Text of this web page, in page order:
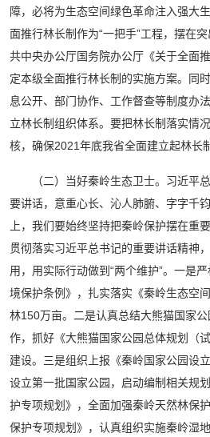
障，必将为生态空间绿色革命注入强大
面推行林长制作为“一把手”工程，摆在
共中央办公厅国务院办公厅《关于全面
定本级全面推行林长制的实施方案。同
息公开、部门协作、工作督查等制度办
立林长制组织体系。要把林长制落实情
核，确保2021年底我省全面建立起林长制
（二）当好秦岭生态卫士。习近平总
要讲话，意重心长、沁人肺腑、字字千
上，我们要始终坚持把秦岭保护摆在重
贯彻落实习近平总书记的重要讲话精神
用，用实际行动做到“两个维护”。一是
境保护条例》，扎实落实《秦岭生态空
林150万亩。二是认真总结大熊猫国家
作，抓好《大熊猫国家公园总体规划（
建设。三是组织上报《秦岭国家公园设
设立第一批国家公园，启动编制相关规
护专项规划》，全面加强秦岭天然林保
保护专项规划》，认真组织实施秦岭湿